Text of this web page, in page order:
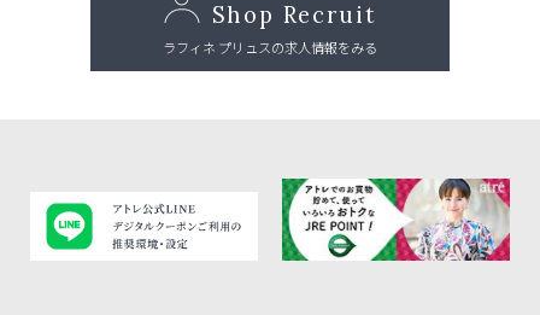
Shop Recruit
ラフィネ プリュスの求人情報をみる